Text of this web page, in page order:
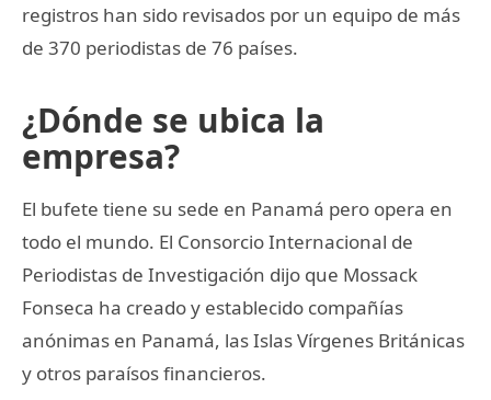
registros han sido revisados por un equipo de más
de 370 periodistas de 76 países.
¿Dónde se ubica la
empresa?
El bufete tiene su sede en Panamá pero opera en
todo el mundo. El Consorcio Internacional de
Periodistas de Investigación dijo que Mossack
Fonseca ha creado y establecido compañías
anónimas en Panamá, las Islas Vírgenes Británicas
y otros paraísos financieros.